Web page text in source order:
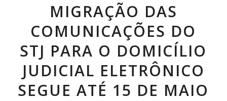
MIGRAÇÃO DAS
COMUNICAÇÕES DO
STJ PARA O DOMICÍLIO
JUDICIAL ELETRÔNICO
SEGUE ATÉ 15 DE MAIO